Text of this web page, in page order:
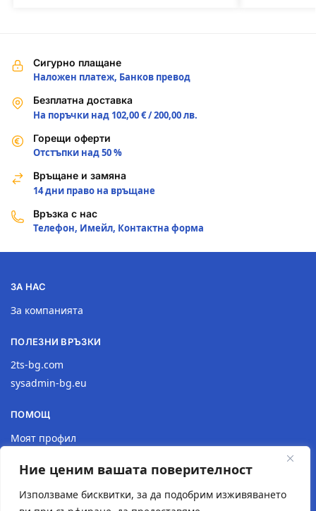
Ние ценим вашата поверителност
Използваме бисквитки, за да подобрим изживяването
Сигурно плащане
Наложен платеж, Банков превод
Безплатна доставка
На поръчки над 102,00 € / 200,00 лв.
Горещи оферти
Отстъпки над 50 %
Връщане и замяна
14 дни право на връщане
Връзка с нас
Телефон, Имейл, Контактна форма
ЗА НАС
За компанията
ПОЛЕЗНИ ВРЪЗКИ
2ts-bg.com
sysadmin-bg.eu
ПОМОЩ
Моят профил
Връщане на продукт
Политика за поверителност